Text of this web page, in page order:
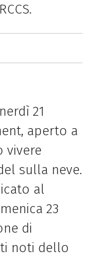
21
aperto a
vivere
sulla neve.
al
23
di
noti dello